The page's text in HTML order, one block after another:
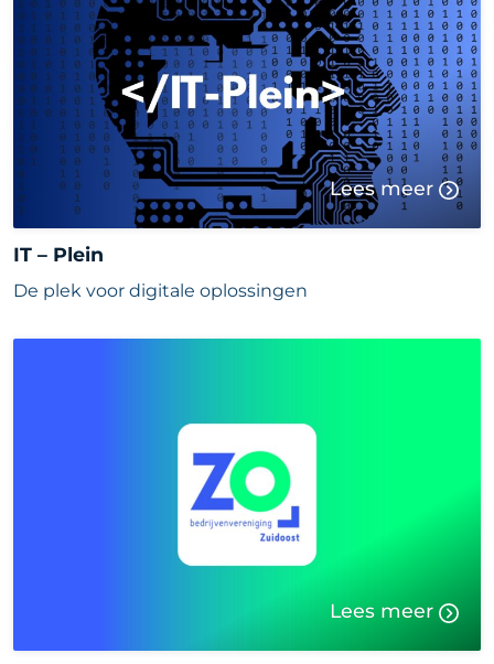
Lees meer
IT – Plein
De plek voor digitale oplossingen
Lees meer